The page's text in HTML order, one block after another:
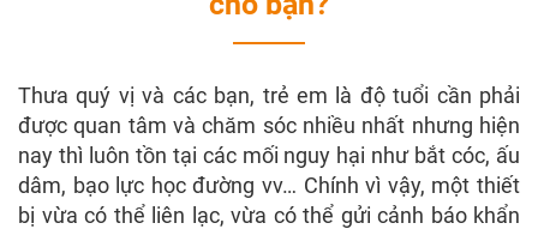
Thưa quý vị và các bạn, trẻ em là độ tuổi cần phải
được quan tâm và chăm sóc nhiều nhất nhưng hiện
nay thì luôn tồn tại các mối nguy hại như bắt cóc, ấu
dâm, bạo lực học đường vv… Chính vì vậy, một thiết
bị vừa có thể liên lạc, vừa có thể gửi cảnh báo khẩn